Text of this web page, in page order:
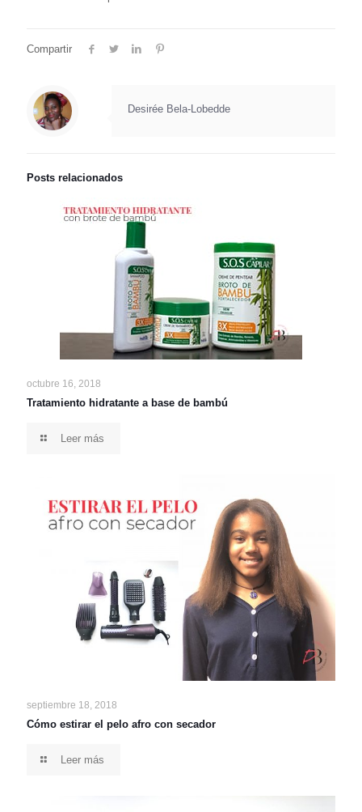
Compartir
Desirée Bela-Lobedde
Posts relacionados
octubre 16, 2018
Tratamiento hidratante a base de bambú
Leer más
septiembre 18, 2018
Cómo estirar el pelo afro con secador
Leer más